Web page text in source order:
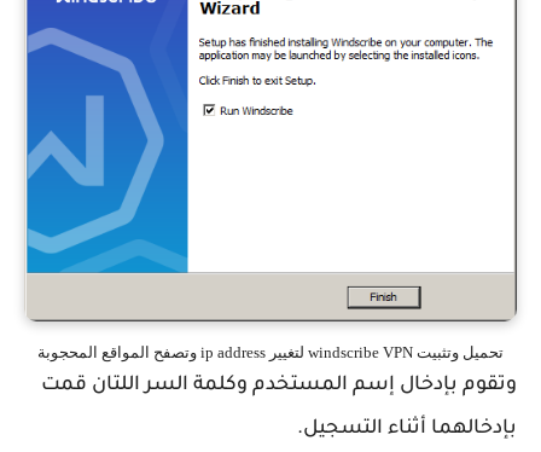
تحميل وتثبيت windscribe VPN لتغيير ip address وتصفح المواقع المحجوبة
وتقوم بإدخال إسم المستخدم وكلمة السر اللتان قمت
بإدخالهما أثناء التسجيل.